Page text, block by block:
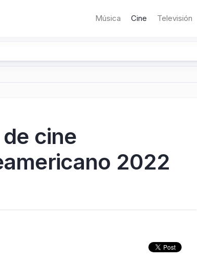
Música Cine Televisión
cine
2022